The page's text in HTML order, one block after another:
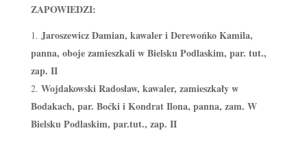
ZAPOWIEDZI:
Jaroszewicz Damian, kawaler i Derewońko Kamila,
panna, oboje zamieszkali w Bielsku Podlaskim, par. tut.,
zap. II
Wojdakowski Radosław, kawaler, zamieszkały w
Bodakach, par. Boćki i Kondrat Ilona, panna, zam. W
Bielsku Podlaskim, par.tut., zap. II